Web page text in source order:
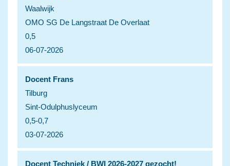
Waalwijk
OMO SG De Langstraat De Overlaat
0,5
06-07-2026
Docent Frans
Tilburg
Sint-Odulphuslyceum
0,5-0,7
03-07-2026
Docent Techniek / BWI 2026-2027 gezocht!